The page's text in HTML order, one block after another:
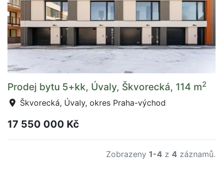
Prodej bytu 5+kk, Úvaly, Škvorecká, 114 m2
Škvorecká, Úvaly, okres Praha-východ
17 550 000 Kč
Zobrazeny 1-4 z 4 záznamů.